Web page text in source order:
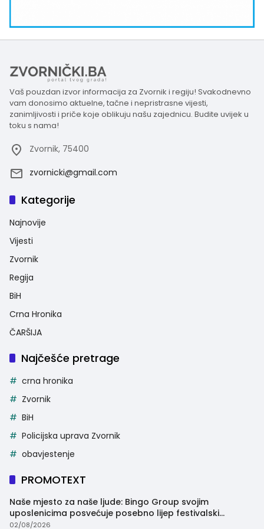
Vaš pouzdan izvor informacija za Zvornik i regiju! Svakodnevno
vam donosimo aktuelne, tačne i nepristrasne vijesti,
zanimljivosti i priče koje oblikuju našu zajednicu. Budite uvijek u
toku s nama!
Zvornik, 75400
zvornicki@gmail.com
Kategorije
Najnovije
Vijesti
Zvornik
Regija
BiH
Crna Hronika
ČARŠIJA
Najčešće pretrage
crna hronika
Zvornik
BiH
Policijska uprava Zvornik
obavjestenje
PROMOTEXT
Naše mjesto za naše ljude: Bingo Group svojim
uposlenicima posvećuje posebno lijep festivalski
trenutak
02/08/2026